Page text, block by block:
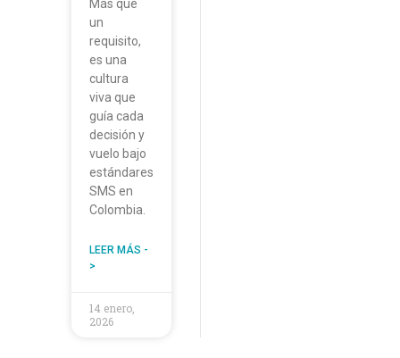
Más que
un
requisito,
es una
cultura
viva que
guía cada
decisión y
vuelo bajo
estándares
SMS en
Colombia.
LEER MÁS -
>
14 enero,
2026